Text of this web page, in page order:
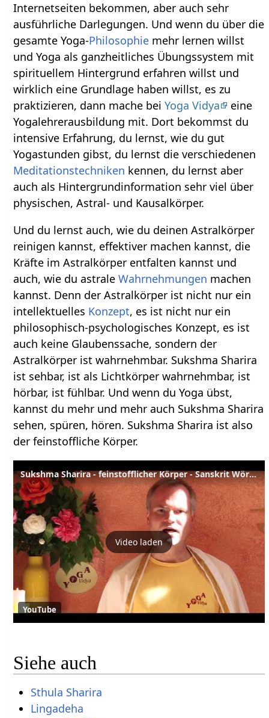
Internetseiten bekommen, aber auch sehr
ausführliche Darlegungen. Und wenn du über die
gesamte Yoga-Philosophie mehr lernen willst
und Yoga als ganzheitliches Übungssystem mit
spirituellem Hintergrund erfahren willst und
wirklich eine Grundlage haben willst, es zu
praktizieren, dann mache beiYoga Vidya
eine
Yogalehrerausbildung mit. Dort bekommst du
intensive Erfahrung, du lernst, wie du gut
Yogastunden gibst, du lernst die verschiedenen
Meditationstechniken kennen, du lernst aber
auch als Hintergrundinformation sehr viel über
physischen, Astral- und Kausalkörper.
Und du lernst auch, wie du deinen Astralkörper
reinigen kannst, effektiver machen kannst, die
Kräfte im Astralkörper entfalten kannst und
auch, wie du astraleWahrnehmungen machen
kannst. Denn der Astralkörper ist nicht nur ein
intellektuelles Konzept, es ist nicht nur ein
philosophisch-psychologisches Konzept, es ist
auch keine Glaubenssache, sondern der
Astralkörper ist wahrnehmbar. Sukshma Sharira
ist sehbar, ist als Lichtkörper wahrnehmbar, ist
hörbar, ist fühlbar. Und wenn du Yoga übst,
kannst du mehr und mehr auch Sukshma Sharira
sehen, spüren, hören. Sukshma Sharira ist also
der feinstoffliche Körper.
Sukshma Sharira - feinstofflicher Körper - Sanskrit Wörterbuch
Video laden
YouTube
Siehe auch
Sthula Sharira
Lingadeha